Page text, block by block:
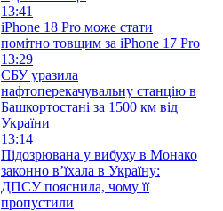
13:41
iPhone 18 Pro може стати
помітно товщим за iPhone 17 Pro
13:29
СБУ уразила
нафтоперекачувальну станцію в
Башкортостані за 1500 км від
України
13:14
Підозрювана у вибуху в Монако
законно вʼїхала в Україну:
ДПСУ пояснила, чому її
пропустили